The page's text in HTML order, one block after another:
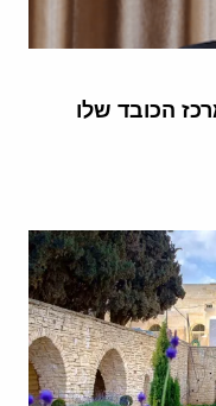
הכובד שלו